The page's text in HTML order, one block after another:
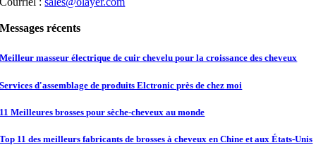
Messages récents
Meilleur masseur électrique de cuir chevelu pour la croissance des cheveux
Services d'assemblage de produits Elctronic près de chez moi
11 Meilleures brosses pour sèche-cheveux au monde
Top 11 des meilleurs fabricants de brosses à cheveux en Chine et aux États-Unis